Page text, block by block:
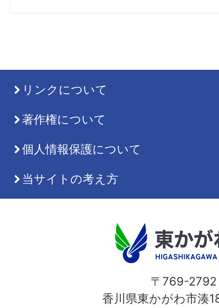
リンクについて
著作権について
個人情報保護について
当サイトの考え方
〒769-2792
香川県東かがわ市湊